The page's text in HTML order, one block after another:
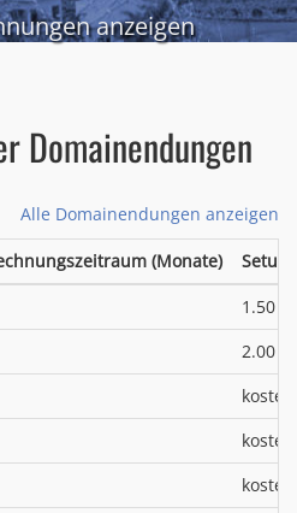
anzeigen
Domainendungen
Alle Domainendungen anzeigen
(Monate)
1.50 €
2.00 €